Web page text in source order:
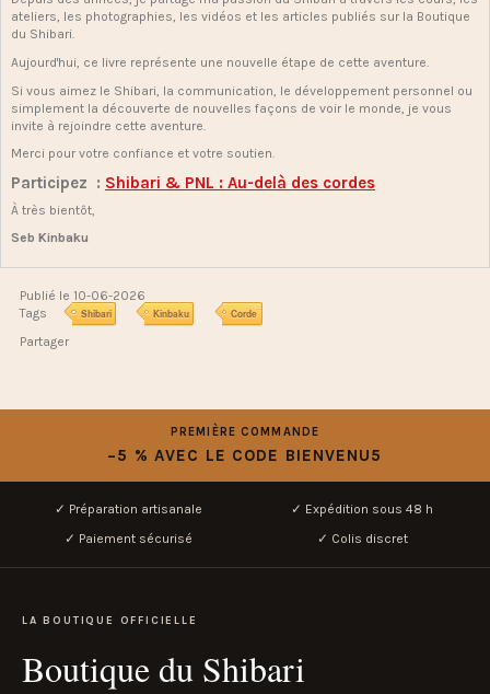
ateliers, les photographies, les vidéos et les articles publiés sur la Boutique
du Shibari.
Aujourd'hui, ce livre représente une nouvelle étape de cette aventure.
Si vous aimez le Shibari, la communication, le développement personnel ou
simplement la découverte de nouvelles façons de voir le monde, je vous
invite à rejoindre cette aventure.
Merci pour votre confiance et votre soutien.
Participez : Shibari & PNL : Au-delà des cordes
À très bientôt,
Seb Kinbaku
Publié le 10-06-2026
Tags
Shibari Kinbaku Corde
Partager
PREMIÈRE COMMANDE
−5 % AVEC LE CODE BIENVENU5
✓ Préparation artisanale
✓ Expédition sous 48 h
✓ Paiement sécurisé
✓ Colis discret
LA BOUTIQUE OFFICIELLE
Boutique du Shibari